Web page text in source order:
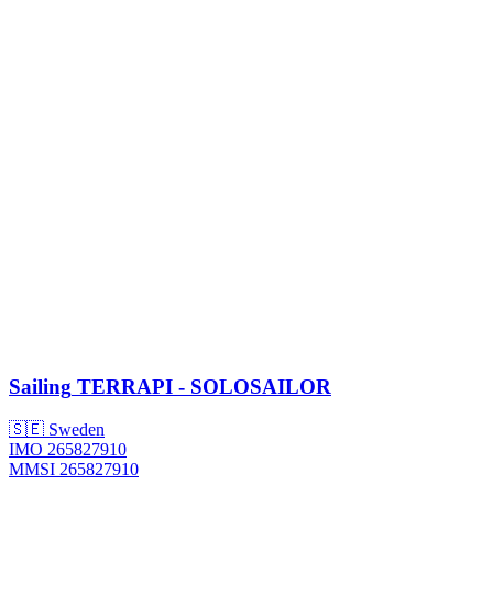
Sailing TERRAPI - SOLOSAILOR
🇸🇪 Sweden
IMO 265827910
MMSI 265827910